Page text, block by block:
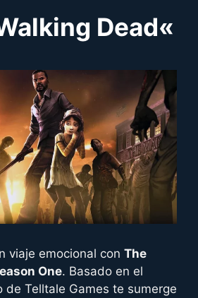
Dead«
viaje emocional con The
One. Basado en el
de Telltale Games te sumerge